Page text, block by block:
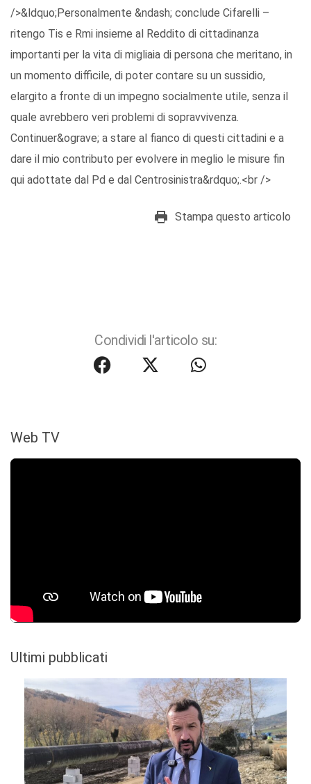
/>&ldquo;Personalmente &ndash; conclude Cifarelli –
ritengo Tis e Rmi insieme al Reddito di cittadinanza
importanti per la vita di migliaia di persona che meritano, in
un momento difficile, di poter contare su un sussidio,
elargito a fronte di un impegno socialmente utile, senza il
quale avrebbero veri problemi di sopravvivenza.
Continuer&ograve; a stare al fianco di questi cittadini e a
dare il mio contributo per evolvere in meglio le misure fin
qui adottate dal Pd e dal Centrosinistra&rdquo;.<br />
Stampa questo articolo
Condividi l'articolo su:
Web TV
Ultimi pubblicati